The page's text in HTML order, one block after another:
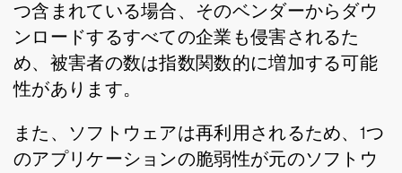
つ含まれている場合、そのベンダーからダウ
ンロードするすべての企業も侵害されるた
め、被害者の数は指数関数的に増加する可能
性があります。
また、ソフトウェアは再利用されるため、1つ
のアプリケーションの脆弱性が元のソフトウ